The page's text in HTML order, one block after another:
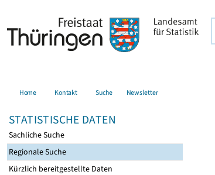
Home Kontakt Suche Newsletter
STATISTISCHE DATEN
Sachliche Suche
Regionale Suche
Kürzlich bereitgestellte Daten